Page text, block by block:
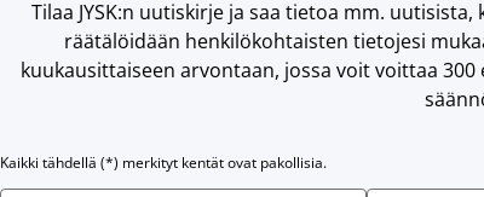
Tilaa JYSK:n uutiskirje ja saa tietoa mm.
räätälöidään henkilökohtaisten tietojesi
kuukausittaiseen arvontaan, jossa voit voittaa
Kaikki tähdellä (*) merkityt kentät ovat pakollisia.